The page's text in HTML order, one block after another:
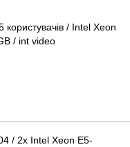
/ Intel Xeon
/ int video